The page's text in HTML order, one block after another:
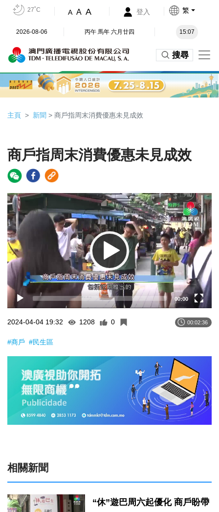
27˚C A A A 登入 繁
2026-08-06 丙午 馬年 六月廿四 15:07
搜尋
主頁 新聞 > 商戶指周末消費優惠未見成效
商戶指周末消費優惠未見成效
Video
Player
00:00
2024-04-04 19:32 1208 0 00:02:36
#商戶 #民生區
相關新聞
“休”遊巴周六起優化 商戶盼帶